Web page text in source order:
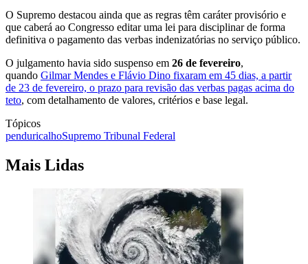
O Supremo destacou ainda que as regras têm caráter provisório e
que caberá ao Congresso editar uma lei para disciplinar de forma
definitiva o pagamento das verbas indenizatórias no serviço público.
O julgamento havia sido suspenso em 26 de fevereiro,
quando Gilmar Mendes e Flávio Dino fixaram em 45 dias, a partir
de 23 de fevereiro, o prazo para revisão das verbas pagas acima do
teto, com detalhamento de valores, critérios e base legal.
Tópicos
penduricalhoSupremo Tribunal Federal
Mais Lidas